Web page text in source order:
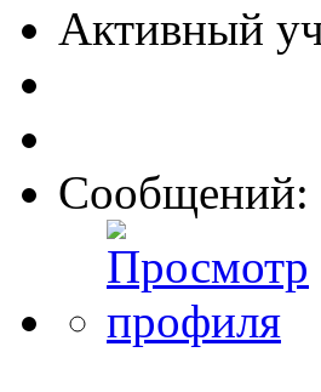
Активный
Сообщений: